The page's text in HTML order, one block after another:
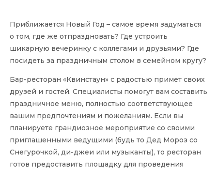
Приближается Новый Год – самое время задуматься
о том, где же отпраздновать? Где устроить
шикарную вечеринку с коллегами и друзьями? Где
посидеть за праздничным столом в семейном кругу?
Бар-ресторан «Квинстаун» с радостью примет своих
друзей и гостей. Специалисты помогут вам составить
праздничное меню, полностью соответствующее
вашим предпочтениям и пожеланиям. Если вы
планируете грандиозное мероприятие со своими
приглашенными ведущими (будь то Дед Мороз со
Снегурочкой, ди-джеи или музыканты), то ресторан
готов предоставить площадку для проведения